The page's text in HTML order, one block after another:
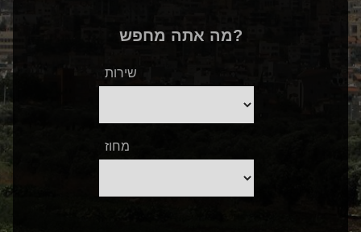
מה אתה מחפש?
שירות
מחוז